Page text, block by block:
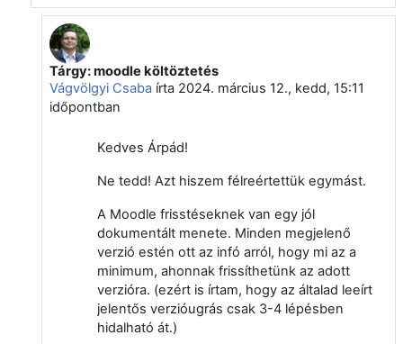
Válasz erre: Berényi Árpád
Tárgy: moodle költöztetés
Vágvölgyi Csabaírta 2024. március 12., kedd, 15:11
időpontban
Kedves Árpád!
Ne tedd! Azt hiszem félreértettük egymást.
A Moodle frisstéseknek van egy jól
dokumentált menete. Minden megjelenő
verzió estén ott az infó arról, hogy mi az a
minimum, ahonnak frissíthetünk az adott
verzióra. (ezért is írtam, hogy az általad leeírt
jelentős verzióugrás csak 3-4 lépésben
hidalható át.)